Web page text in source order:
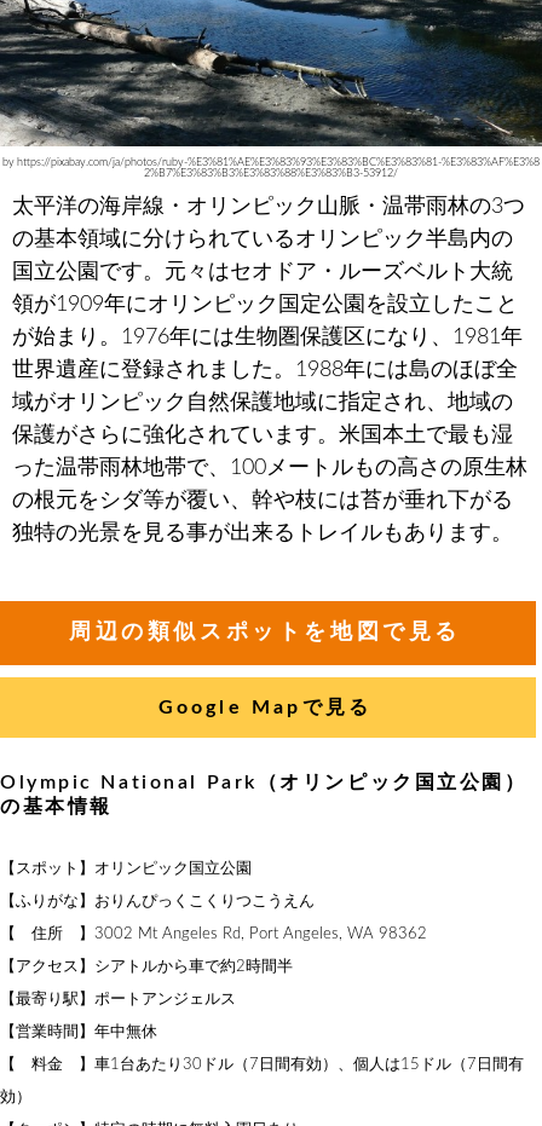
by https://pixabay.com/ja/photos/ruby-%E3%81%AE%E3%83%93%E3%83%BC%E3%83%81-%E3%83%AF%E3%8
2%B7%E3%83%B3%E3%83%88%E3%83%B3-53912/
太平洋の海岸線・オリンピック山脈・温帯雨林の3つ
の基本領域に分けられているオリンピック半島内の
国立公園です。元々はセオドア・ルーズベルト大統
領が1909年にオリンピック国定公園を設立したこと
が始まり。1976年には生物圏保護区になり、1981年
世界遺産に登録されました。1988年には島のほぼ全
域がオリンピック自然保護地域に指定され、地域の
保護がさらに強化されています。米国本土で最も湿
った温帯雨林地帯で、100メートルもの高さの原生林
の根元をシダ等が覆い、幹や枝には苔が垂れ下がる
独特の光景を見る事が出来るトレイルもあります。
周辺の類似スポットを地図で見る
Google Mapで見る
Olympic National Park（オリンピック国立公園）
の基本情報
【スポット】オリンピック国立公園
【ふりがな】おりんぴっくこくりつこうえん
【 住所 】3002 Mt Angeles Rd, Port Angeles, WA 98362
【アクセス】シアトルから車で約2時間半
【最寄り駅】ポートアンジェルス
【営業時間】年中無休
【 料金 】車1台あたり30ドル（7日間有効）、個人は15ドル（7日間有
効）